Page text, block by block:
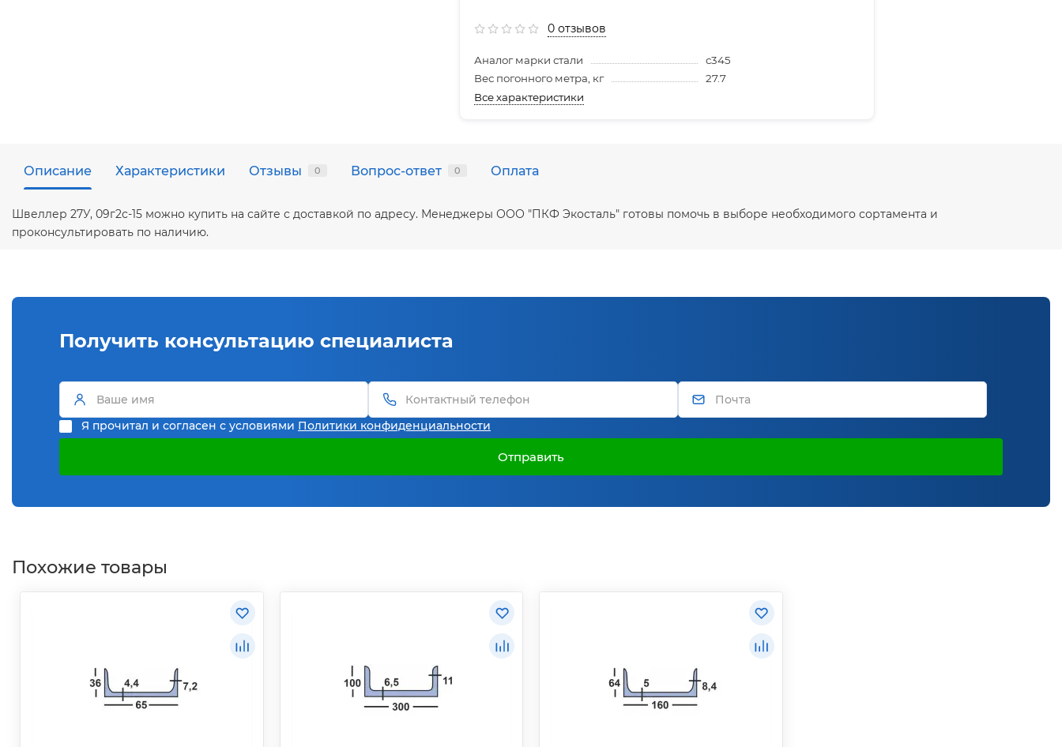
0 отзывов
Аналог марки стали
с345
Вес погонного метра, кг
27.7
Все характеристики
Описание Характеристики Отзывы 0 Вопрос-ответ 0 Оплата
Швеллер 27У, 09г2с-15 можно купить на сайте с доставкой по адресу. Менеджеры ООО "ПКФ Экосталь" готовы помочь в выборе необходимого сортамента и
проконсультировать по наличию.
Получить консультацию специалиста
Я прочитал и согласен с условиями Политики конфиденциальности
Отправить
Похожие товары